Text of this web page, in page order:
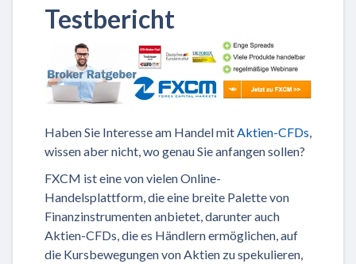
Testbericht
Haben Sie Interesse am Handel mit Aktien-CFDs
wissen aber nicht, wo genau Sie anfangen sollen?
FXCM ist eine von vielen Online-
Handelsplattform, die eine breite Palette von
Finanzinstrumenten anbietet, darunter auch
Aktien-CFDs, die es Händlern ermöglichen, auf
die Kursbewegungen von Aktien zu spekulieren,